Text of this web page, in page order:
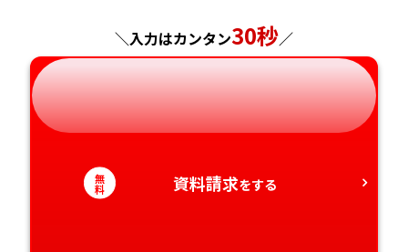
神奈川県
岐阜県
静岡県
愛知県
兵庫県
奈良県
和歌山県
広島県
山口県
徳島県
香川県
長崎県
熊本県
大分県
宮崎県
＼入力はカンタン30秒／
無
料 資料請求をする